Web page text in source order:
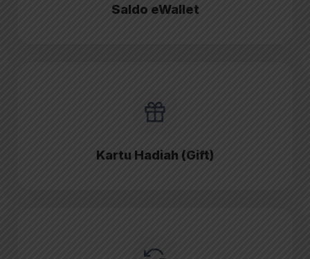
Saldo eWallet
Kartu Hadiah (Gift)